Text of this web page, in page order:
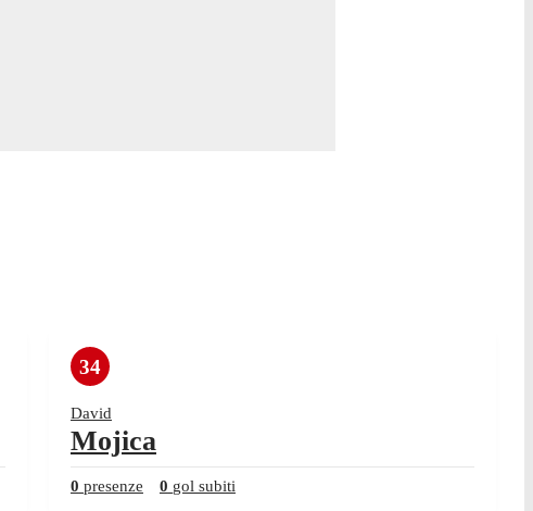
34
David
Mojica
0 presenze 0 gol subiti